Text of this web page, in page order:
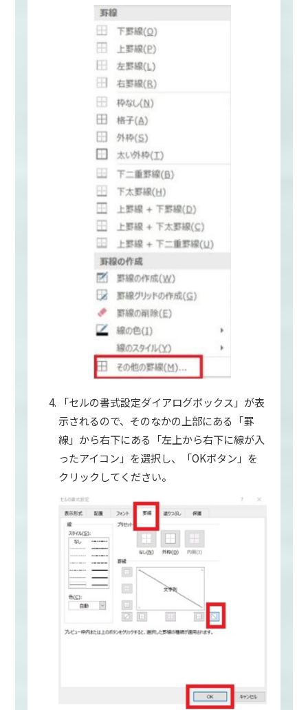
「セルの書式設定ダイアログボックス」が表
示されるので、そのなかの上部にある「罫
線」から右下にある「左上から右下に線が入
ったアイコン」を選択し、「OKボタン」を
クリックしてください。